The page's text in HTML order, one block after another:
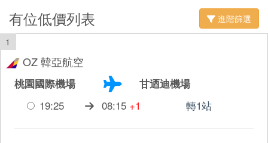
有位低價列表
進階篩選
1
OZ 韓亞航空
桃園國際機場
甘迺迪機場
19:25
08:15 +1 轉1站